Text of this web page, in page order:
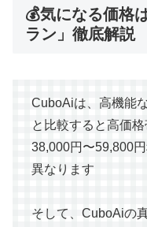
💰気になる価格
ラン」徹底解説
CuboAiは、高機能
と比較すると高価
38,000円〜59,800
異なります
そして、CuboAiの